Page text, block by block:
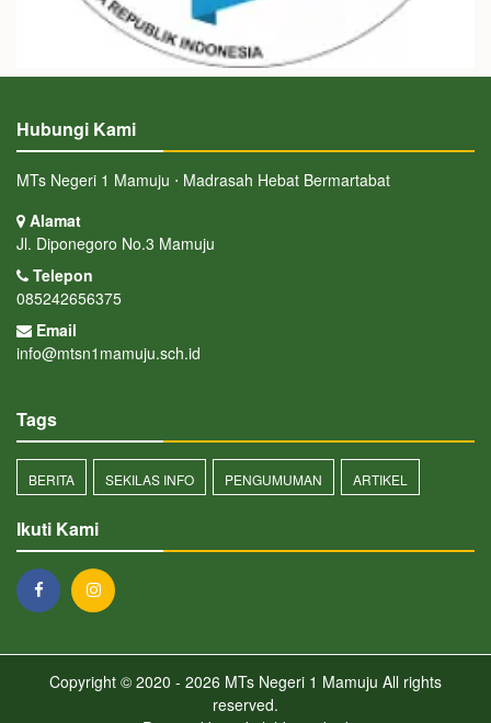
Hubungi Kami
MTs Negeri 1 Mamuju ⋅ Madrasah Hebat Bermartabat
Alamat
Jl. Diponegoro No.3 Mamuju
Telepon
085242656375
Email
info@mtsn1mamuju.sch.id
Tags
BERITA SEKILAS INFO PENGUMUMAN ARTIKEL
Ikuti Kami
Copyright © 2020 - 2026 MTs Negeri 1 Mamuju All rights
reserved.